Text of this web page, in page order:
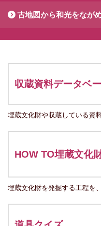
古地図から和光をなが
収蔵資料データベ
埋蔵文化財や収蔵している資
HOW TO埋蔵文化
埋蔵文化財を発掘する工程を